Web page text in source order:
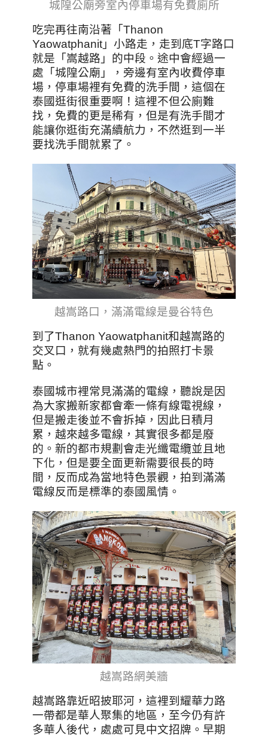
城隍公廟旁室內停車場有免費廁所
吃完再往南沿著「Thanon
Yaowatphanit」小路走，走到底T字路口
就是「嵩越路」的中段。途中會經過一
處「城隍公廟」，旁邊有室內收費停車
場，停車場裡有免費的洗手間，這個在
泰國逛街很重要啊！這裡不但公廁難
找，免費的更是稀有，但是有洗手間才
能讓你逛街充滿續航力，不然逛到一半
要找洗手間就累了。
越嵩路口，滿滿電線是曼谷特色
到了Thanon Yaowatphanit和越嵩路的
交叉口，就有幾處熱門的拍照打卡景
點。
泰國城市裡常見滿滿的電線，聽說是因
為大家搬新家都會牽一條有線電視線，
但是搬走後並不會拆掉，因此日積月
累，越來越多電線，其實很多都是廢
的。新的都市規劃會走光纖電纜並且地
下化，但是要全面更新需要很長的時
間，反而成為當地特色景觀，拍到滿滿
電線反而是標準的泰國風情。
越嵩路網美牆
越嵩路靠近昭披耶河，這裡到耀華力路
一帶都是華人聚集的地區，至今仍有許
多華人後代，處處可見中文招牌。早期